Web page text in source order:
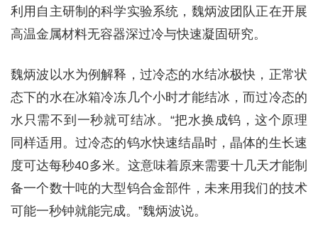
利用自主研制的科学实验系统，魏炳波团队正在开展
高温金属材料无容器深过冷与快速凝固研究。
魏炳波以水为例解释，过冷态的水结冰极快，正常状
态下的水在冰箱冷冻几个小时才能结冰，而过冷态的
水只需不到一秒就可结冰。“把水换成钨，这个原理
同样适用。过冷态的钨水快速结晶时，晶体的生长速
度可达每秒40多米。这意味着原来需要十几天才能制
备一个数十吨的大型钨合金部件，未来用我们的技术
可能一秒钟就能完成。”魏炳波说。